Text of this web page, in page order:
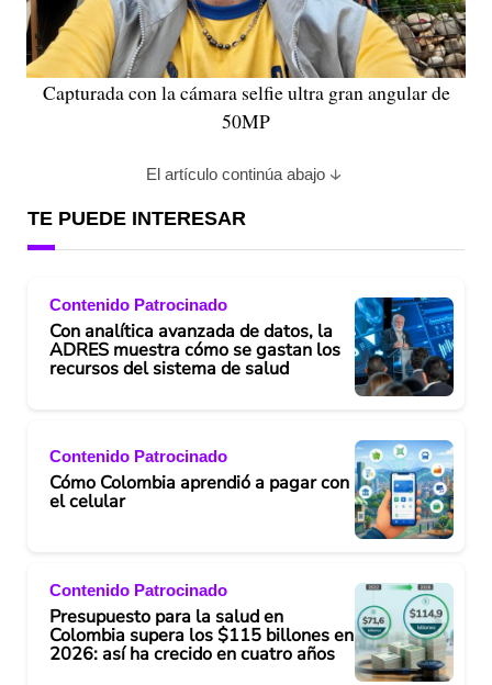
Capturada con la cámara selfie ultra gran angular de
50MP
El artículo continúa abajo
TE PUEDE INTERESAR
Contenido Patrocinado
Con analítica avanzada de datos, la
ADRES muestra cómo se gastan los
recursos del sistema de salud
Contenido Patrocinado
Cómo Colombia aprendió a pagar con
el celular
Contenido Patrocinado
Presupuesto para la salud en
Colombia supera los $115 billones en
2026: así ha crecido en cuatro años